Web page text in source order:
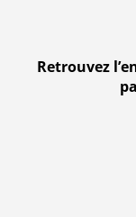
Retrouvez